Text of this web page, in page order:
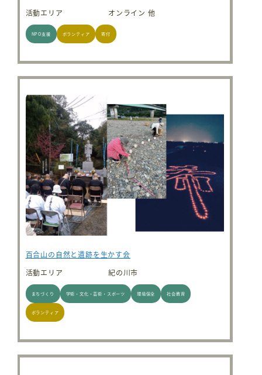
活動エリア オンライン 他
NPO支援 ボランティア 寄付
百合山の自然と遺跡を生かす会
活動エリア
紀の川市
まちづくり 学術・文化・芸術・スポーツ 環境保全 社会教育
ボランティア